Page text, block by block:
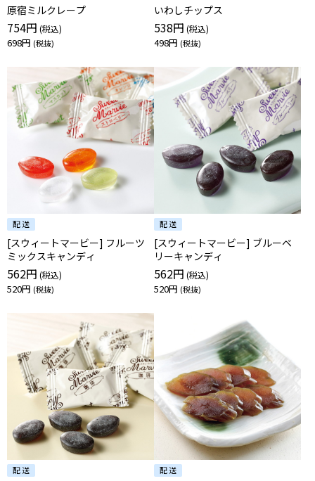
原宿ミルクレープ
754円
698円
いわしチップス
538円
498円
[スウィートマービー] フルーツ
ミックスキャンディ
562円
520円
[スウィートマービー] ブルーベ
リーキャンディ
562円
520円